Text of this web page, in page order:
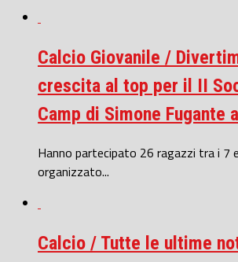
Calcio Giovanile /
crescita al top per il II
Camp di Simone Fugante
Hanno partecipato 26 ragazzi tra i 7
organizzato...
Calcio / Tutte le ultime